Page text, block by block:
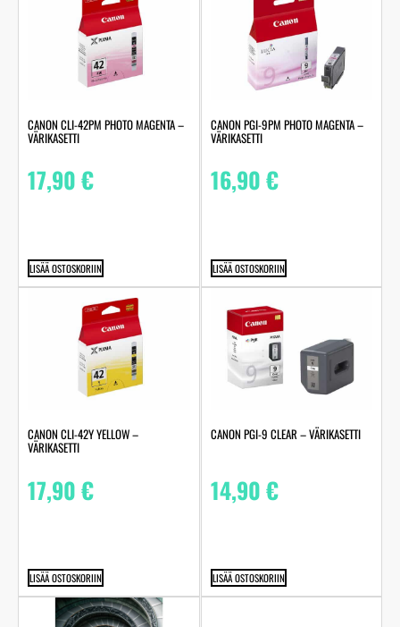
CANON CLI-42PM PHOTO MAGENTA –
VÄRIKASETTI
17,90€
LISÄÄ OSTOSKORIIN
CANON PGI-9PM PHOTO MAGENTA –
VÄRIKASETTI
16,90€
LISÄÄ OSTOSKORIIN
CANON CLI-42Y YELLOW –
VÄRIKASETTI
17,90€
LISÄÄ OSTOSKORIIN
CANON PGI-9 CLEAR – VÄRIKASETTI
14,90€
LISÄÄ OSTOSKORIIN